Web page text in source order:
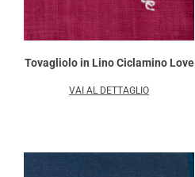
Tovagliolo in Lino Ciclamino Love
VAI AL DETTAGLIO